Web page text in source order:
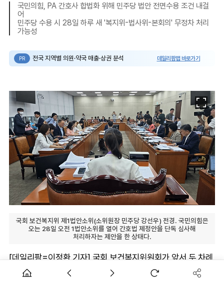
국민의힘, PA 간호사 합법화 위해 민주당 법안 전면수용 조건 내걸
어
민주당 수용 시 28일 하루 새 '복지위-법사위-본회의' 무정차 처리
가능성
PR 전국 지역별 의원·약국 매출·상권 분석 데일리팜맵 바로가기
국회 보건복지위 제1법안소위(소위원장 민주당 강선우) 전경. 국민의힘은
오는 28일 오전 1법안소위를 열어 간호법 제정안을 단독 심사해
처리하자는 제안을 한 상태다.
[데일리팜=이정환 기자] 국회 보건복지위원회가 앞서 두 차례
법안심사를 거쳐 계속심사를 결정한 '간호법 제정안'이 오는